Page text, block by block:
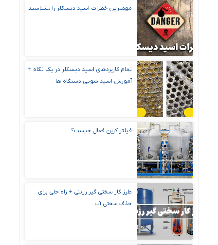
مهمترین خطرات اسید دیسکلر را بشناسید
تمام کاربردهای اسید دیسکلر در یک نگاه +
آموزش اسید شویی دستگاه ها
فیلتر کربن فعال چیست؟
طرز کار سختی گیر رزینی + راه‌ حلی برای
حذف سختی آب